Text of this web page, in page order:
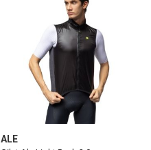
ALE